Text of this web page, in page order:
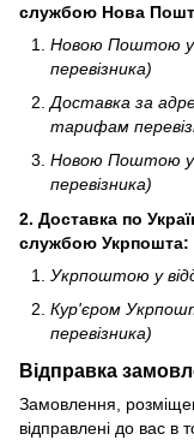
службою Нова
Новою Поштою у
перевізника)
Доставка за
тарифам
Новою Поштою
перевізника)
2. Доставка по
службою Укрпошта:
Укрпоштою у
Кур'єром
перевізника)
Відправка
Замовлення,
відправлені до вас